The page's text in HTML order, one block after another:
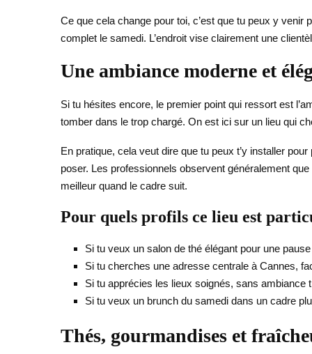
Ce que cela change pour toi, c’est que tu peux y
complet le samedi. L’endroit vise clairement une
Une ambiance moderne et
Si tu hésites encore, le premier point qui ressort est
tomber dans le trop chargé. On est ici sur un lieu qui
En pratique, cela veut dire que tu peux t’y installer
poser. Les professionnels observent généralement
meilleur quand le cadre suit.
Pour quels profils ce lieu est
Si tu veux un salon de thé élégant pour une
Si tu cherches une adresse centrale à Cannes,
Si tu apprécies les lieux soignés, sans ambiance
Si tu veux un brunch du samedi dans un cadre
Thés, gourmandises et